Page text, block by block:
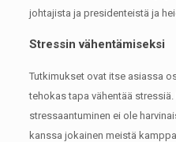
johtajista ja presidenteistä ja
Stressin vähentämiseksi
Tutkimukset ovat itse asiassa
tehokas tapa vähentää stressiä.
stressaantuminen ei ole
kanssa jokainen meistä